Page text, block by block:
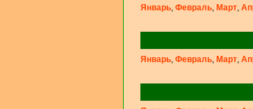
Январь, Февраль, Март,
Январь, Февраль, Март,